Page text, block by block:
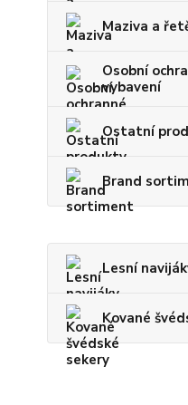
Maziva a
Osobní
vybavení
Ostatní
Brand
Lesní
Kované